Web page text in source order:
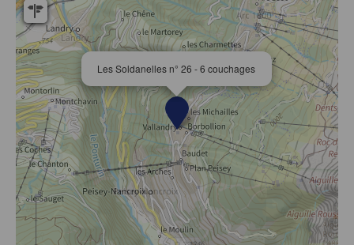
Les Soldanelles n° 26 - 6 couchages